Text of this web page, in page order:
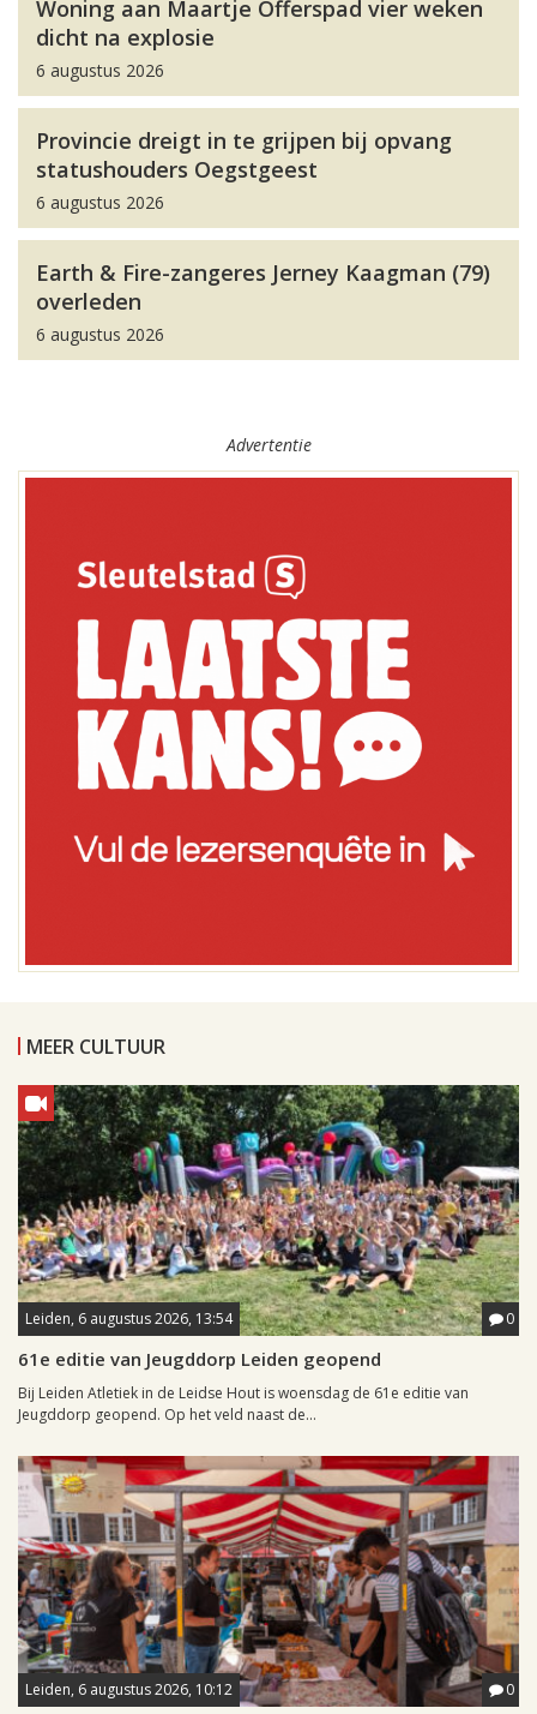
Woning aan Maartje Offerspad vier weken
dicht na explosie
6 augustus 2026
Provincie dreigt in te grijpen bij opvang
statushouders Oegstgeest
6 augustus 2026
Earth & Fire-zangeres Jerney Kaagman (79)
overleden
6 augustus 2026
Advertentie
MEER CULTUUR
Leiden, 6 augustus 2026, 13:54 0
61e editie van Jeugddorp Leiden geopend
Bij Leiden Atletiek in de Leidse Hout is woensdag de 61e editie van
Jeugddorp geopend. Op het veld naast de...
Leiden, 6 augustus 2026, 10:12 0